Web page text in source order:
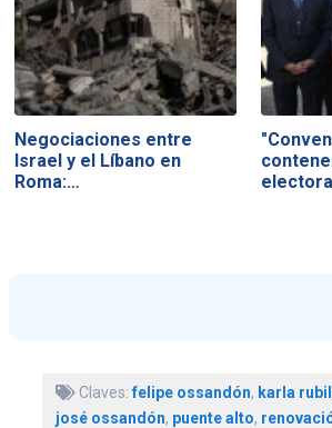
Negociaciones entre
Israel y el Líbano en
Roma:…
Claves:felipe ossandón, karla
josé ossandón, puente alto,